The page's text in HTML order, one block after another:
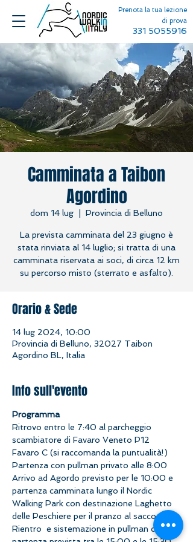
Prenota la tua lezione
di prova
331 5055916
Camminata a Taibon
Agordino
dom 14 lug Provincia di Belluno
La prevista camminata del 23 giugno è
stata rinviata al 14 luglio; si tratta di una
camminata riservata ai soci, di circa 12 km
su percorso misto (sterrato e asfalto).
Orario & Sede
14 lug 2024, 10:00
Provincia di Belluno, 32027 Taibon
Agordino BL, Italia
Info sull'evento
Programma
Ritrovo entro le 7:40 al parcheggio
scambiatore di Favaro Veneto P12
Favaro C (si raccomanda la puntualità!)
Partenza con pullman privato alle 8:00
Arrivo ad Agordo previsto per le 10:00 e
partenza camminata lungo il Nordic
Walking Park con destinazione Laghetto
delle Peschiere per il pranzo al sacco
Rientro  e sistemazione in pullman con